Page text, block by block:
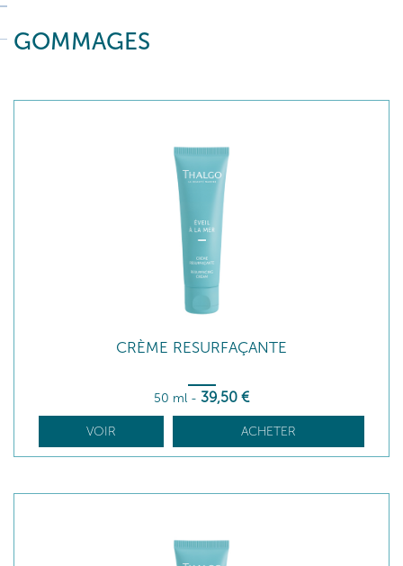
GOMMAGES
CRÈME RESURFAÇANTE
50 ml - 39,50 €
VOIR ACHETER